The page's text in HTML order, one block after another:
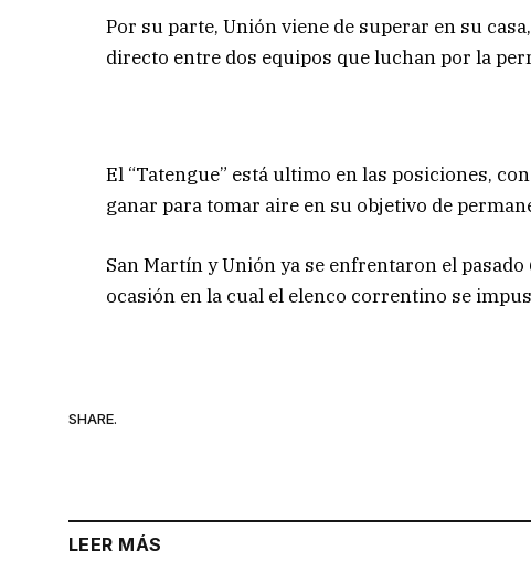
Por su parte, Unión viene de superar en su
directo entre dos equipos que luchan por la
El “Tatengue” está ultimo en las posiciones,
ganar para tomar aire en su objetivo de
San Martín y Unión ya se enfrentaron el
ocasión en la cual el elenco correntino se
SHARE.
LEER MÁS